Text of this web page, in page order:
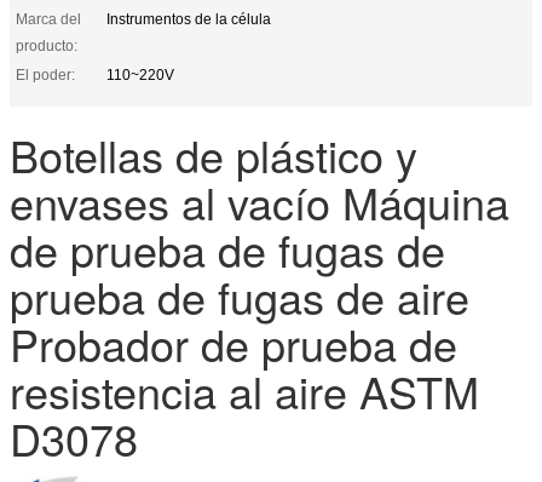
Marca del
producto:
Instrumentos de la célula
El poder: 110~220V
Botellas de plástico y
envases al vacío Máquina
de prueba de fugas de
prueba de fugas de aire
Probador de prueba de
resistencia al aire ASTM
D3078